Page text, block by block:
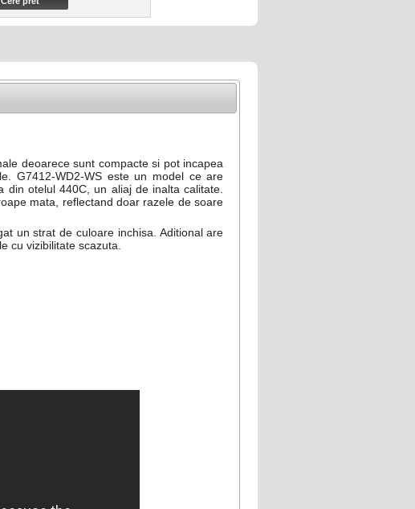
deoarece sunt compacte si pot incapea
G7412-WD2-WS este un model ce are
otelul 440C, un aliaj de inalta calitate.
mata, reflectand doar razele de soare
un strat de culoare inchisa. Aditional are
cu vizibilitate scazuta.